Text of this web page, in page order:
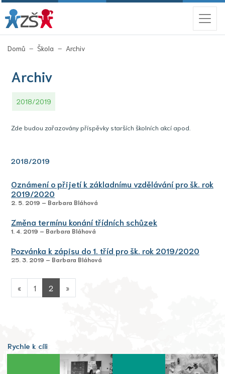
Domů Škola Archiv
Archiv
2018/2019
Zde budou zařazovány příspěvky starších školních akcí apod.
2018/2019
Oznámení o přijetí k základnímu vzdělávání pro šk. rok
2019/2020
2. 5. 2019 – Barbara Bláhová
Změna termínu konání třídních schůzek
1. 4. 2019 – Barbara Bláhová
Pozvánka k zápisu do 1. tříd pro šk. rok 2019/2020
25. 3. 2019 – Barbara Bláhová
« 1 2 »
Rychle k cíli